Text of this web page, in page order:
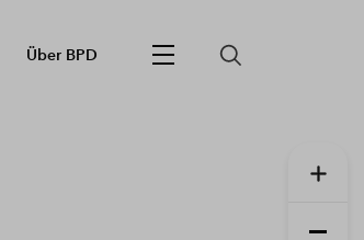
Über BPD